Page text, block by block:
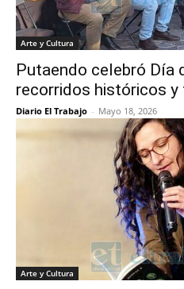
Arte y Cultura
Putaendo celebró Día
recorridos históricos
Diario El Trabajo - Mayo 18, 2026
Arte y Cultura